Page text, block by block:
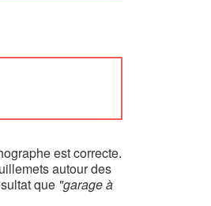
est correcte.
autour des
que "garage à